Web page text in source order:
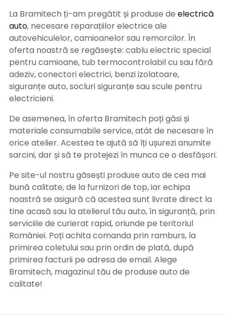
La Bramitech ți-am pregătit și produse de electrică
auto, necesare reparațiilor electrice ale
autovehiculelor, camioanelor sau remorcilor. În
oferta noastră se regăsește: cablu electric special
pentru camioane, tub termocontrolabil cu sau fără
adeziv, conectori electrici, benzi izolatoare,
siguranțe auto, socluri siguranțe sau scule pentru
electricieni.
De asemenea, în oferta Bramitech poți găsi și
materiale consumabile service, atât de necesare în
orice atelier. Acestea te ajută să îți ușurezi anumite
sarcini, dar și să te protejezi în munca ce o desfășori.
Pe site-ul nostru găsești produse auto de cea mai
bună calitate, de la furnizori de top, iar echipa
noastră se asigură că acestea sunt livrate direct la
tine acasă sau la atelierul tău auto, în siguranță, prin
serviciile de curierat rapid, oriunde pe teritoriul
României. Poți achita comanda prin ramburs, la
primirea coletului sau prin ordin de plată, după
primirea facturii pe adresa de email. Alege
Bramitech, magazinul tău de produse auto de
calitate!